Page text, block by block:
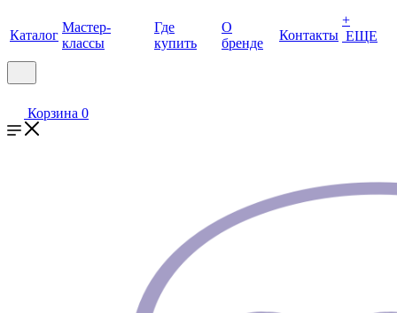
Каталог
Мастер-
классы
Где
купить
О
бренде
Контакты
+
ЕЩЕ
Корзина 0